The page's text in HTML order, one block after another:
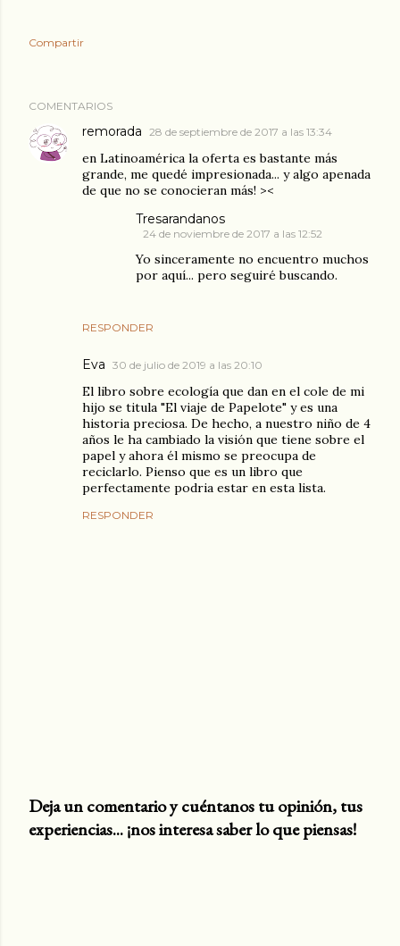
Compartir
COMENTARIOS
remorada 28 de septiembre de 2017 a las 13:34
en Latinoamérica la oferta es bastante más
grande, me quedé impresionada... y algo apenada
de que no se conocieran más! ><
RESPONDER
Tresarandanos
24 de noviembre de 2017 a las 12:52
Yo sinceramente no encuentro muchos
por aquí... pero seguiré buscando.
Eva 30 de julio de 2019 a las 20:10
El libro sobre ecología que dan en el cole de mi
hijo se titula "El viaje de Papelote" y es una
historia preciosa. De hecho, a nuestro niño de 4
años le ha cambiado la visión que tiene sobre el
papel y ahora él mismo se preocupa de
reciclarlo. Pienso que es un libro que
perfectamente podria estar en esta lista.
RESPONDER
P
Deja un comentario y cuéntanos tu opinión, tus
experiencias... ¡nos interesa saber lo que piensas!